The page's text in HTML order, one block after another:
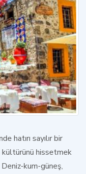
hatırı sayılır bir
kültürünü hissetmek
kum-güneş,